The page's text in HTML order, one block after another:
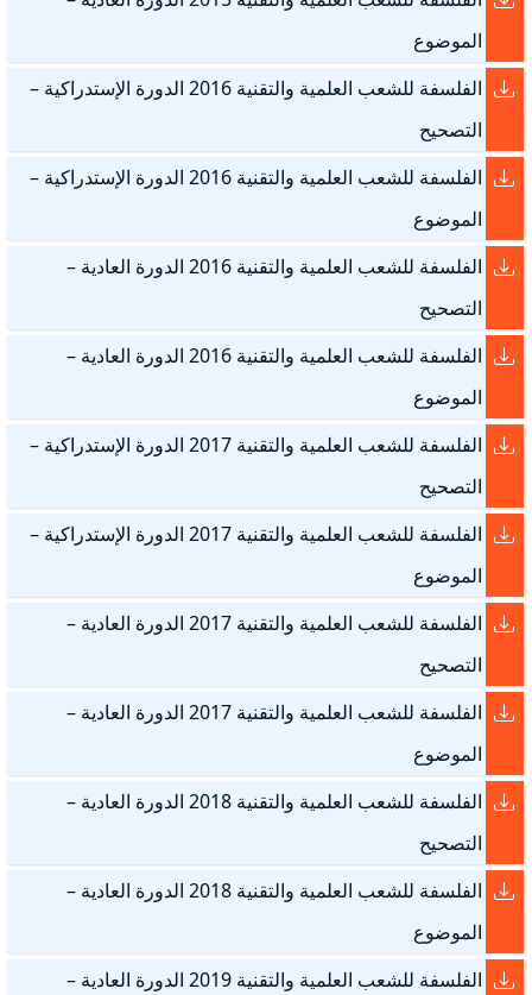
الموضوع
الفلسفة للشعب العلمية والتقنية 2016 الدورة الإستدراكية –
التصحيح
الفلسفة للشعب العلمية والتقنية 2016 الدورة الإستدراكية –
الموضوع
الفلسفة للشعب العلمية والتقنية 2016 الدورة العادية –
التصحيح
الفلسفة للشعب العلمية والتقنية 2016 الدورة العادية –
الموضوع
الفلسفة للشعب العلمية والتقنية 2017 الدورة الإستدراكية –
التصحيح
الفلسفة للشعب العلمية والتقنية 2017 الدورة الإستدراكية –
الموضوع
الفلسفة للشعب العلمية والتقنية 2017 الدورة العادية –
التصحيح
الفلسفة للشعب العلمية والتقنية 2017 الدورة العادية –
الموضوع
الفلسفة للشعب العلمية والتقنية 2018 الدورة العادية –
التصحيح
الفلسفة للشعب العلمية والتقنية 2018 الدورة العادية –
الموضوع
الفلسفة للشعب العلمية والتقنية 2019 الدورة العادية –